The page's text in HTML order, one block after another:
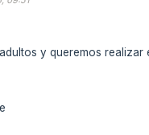
y queremos